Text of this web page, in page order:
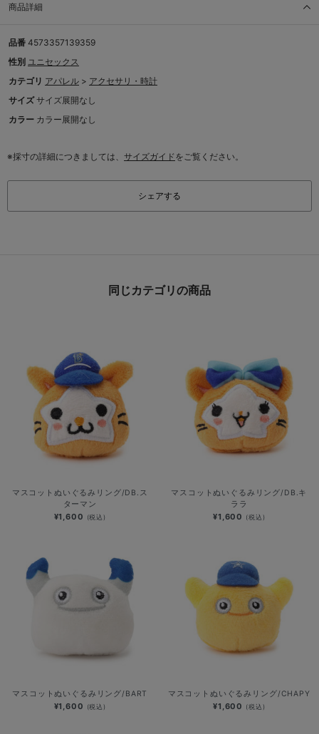
商品詳細
品番 4573357139359
性別 ユニセックス
カテゴリ アパレル > アクセサリ・時計
サイズ サイズ展開なし
カラー カラー展開なし
※採寸の詳細につきましては、 サイズガイドをご覧ください。
シェアする
同じカテゴリの商品
マスコットぬいぐるみリング/DB.ス
ターマン
¥1,600 (税込)
マスコットぬいぐるみリング/DB.キ
ララ
¥1,600 (税込)
マスコットぬいぐるみリング/BART
¥1,600 (税込)
マスコットぬいぐるみリング/CHAPY
¥1,600 (税込)